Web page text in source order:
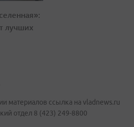
лучших
материалов ссылка на vladnews.ru
отдел 8 (423) 249-8800